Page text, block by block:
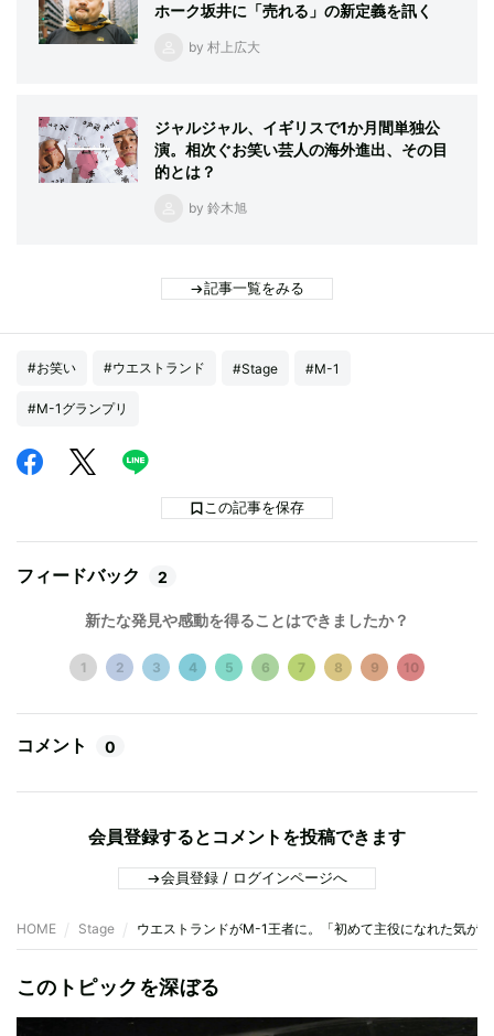
ホーク坂井に「売れる」の新定義を訊く
by 村上広大
ジャルジャル、イギリスで1か月間単独公
演。相次ぐお笑い芸人の海外進出、その目
的とは？
by 鈴木旭
記事一覧をみる
#お笑い #ウエストランド #Stage #M-1
#M-1グランプリ
この記事を保存
フィードバック 2
新たな発見や感動を得ることはできましたか？
1 2 3 4 5 6 7 8 9 10
コメント 0
会員登録するとコメントを投稿できます
会員登録 / ログインページへ
HOME Stage ウエストランドがM-1王者に。「初めて主役になれた気が
このトピックを深ぼる